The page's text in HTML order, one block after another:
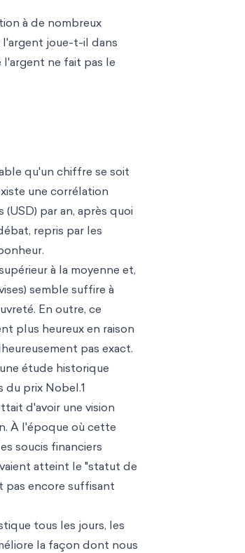
à de nombreux
l'argent joue-t-il dans
ne fait pas le
qu'un chiffre se soit
une corrélation
par an, après quoi
repris par les
à la moyenne et,
semble suffire à
En outre, ce
plus heureux en raison
pas exact.
étude historique
du prix Nobel.1
d'avoir une vision
À l'époque où cette
soucis financiers
atteint le "statut de
pas encore suffisant
tous les jours, les
la façon dont nous